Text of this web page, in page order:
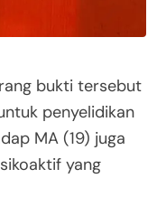
bukti tersebut
penyelidikan
MA (19) juga
yang